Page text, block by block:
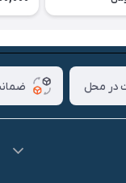
در محل